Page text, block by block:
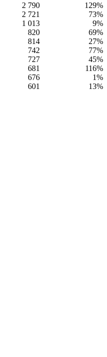
2 790
129%
2 721
73%
1 013
9%
820
69%
814
27%
742
77%
727
45%
681
116%
676
1%
601 13%